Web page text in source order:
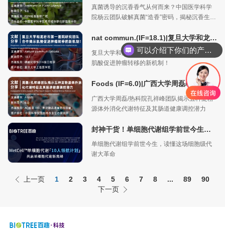
真菌诱导的沉香香气从何而来？中国医学科学
院杨云团队破解真菌“造香”密码，揭秘沉香生物
nat commun.(IF=18.1)|复旦大学和龙岩市第一医院研究团队合作揭示肌酸促进肿瘤转移的新机制！
复旦大学和龙岩市第一医院研究团队合作揭示
肌酸促进肿瘤转移的新机制！
Foods (IF=6.0)|广西大学周磊/热科院孔祥峰团队揭示五种淀粉源体外消化代谢特征及其肠道健康调控潜力
广西大学周磊/热科院孔祥峰团队揭示五种淀粉
源体外消化代谢特征及其肠道健康调控潜力
封神干货！单细胞代谢组学前世今生，读懂这场细胞级代谢大革命
单细胞代谢组学前世今生，读懂这场细胞级代
谢大革命
上一页 1 2 3 4 5 6 7 8 ... 89
90
下一页
可以介绍下你们的产品么